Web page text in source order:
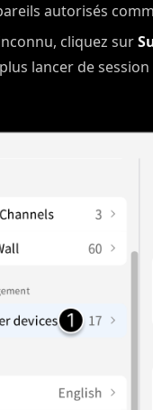
autorisés
cliquez sur
lancer de